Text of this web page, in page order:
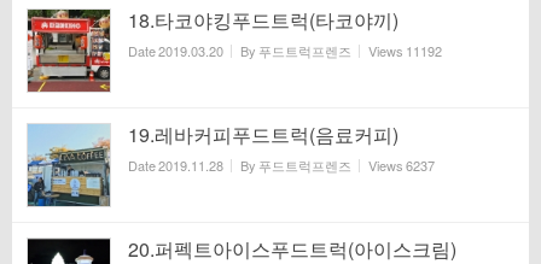
18.타코야킹푸드트럭(타코야끼)
Date2019.03.20 By 푸드트럭프렌즈 Views 11192
19.레바커피푸드트럭(음료커피)
Date2019.11.28 By 푸드트럭프렌즈 Views6237
20.퍼펙트아이스푸드트럭(아이스크림)